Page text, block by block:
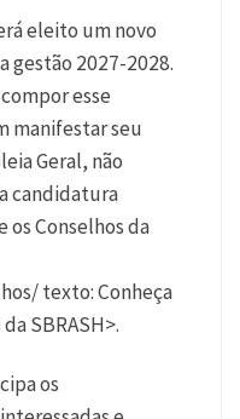
eleito um novo
gestão 2027-2028.
esse
manifestar seu
Geral, não
candidatura
os Conselhos da
texto: Conheça
SBRASH>.
os